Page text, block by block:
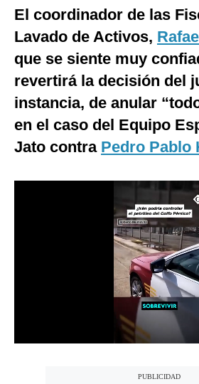
Mundo
EEUU
México
España
Internacional
Gestión TV
El coordinador de las
Lavado de Activos,
que se siente muy
revertirá la decisión del
instancia, de anular
en el caso del Equipo
Jato contra Pedro Pablo